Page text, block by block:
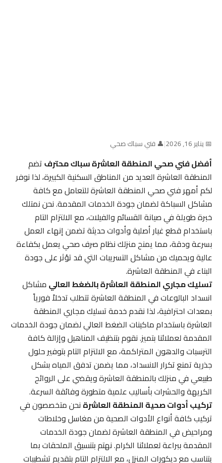
📅 يناير 16, 2026 |👤 فني سباك صحي
أفضل فني صحي المنطقة العاشرة سباك محترفتضم
المنطقة العاشرة العديد من المناطق السكنية الكبيرة، لذا نوفر
لكم أمهر فني صحي المنطقة العاشرة للتعامل مع كافة
مشاكل السباكة لضمان جودة الخدمات المقدمة. نحن نمتلك
خبرة طويلة في صيانة القسائم والفيلات، مع الالتزام التام
باستخدام قطع غيار أصلية وأدوات حديثة تضمن إنهاء العمل
بسرعة ودقة، مما يمنح منزلك نظام صرف صحي يعمل بكفاءة
عالية ويحميك من مشاكل التسريبات التي قد تؤثر على جودة
البناء في المنطقة العاشرة.
تسليك مجاري المنطقة العاشرة بالضغط العاليمشاكل
انسداد البالوعات في المنطقة العاشرة تتطلب تدخلاً فورياً
بمعدات احترافية، لذا نقدم خدمة تسليك مجاري المنطقة
العاشرة باستخدام ماكينات الضغط العالي لضمان جودة الخدمات
المقدمة لعملائنا بتميز. نقوم بتنظيف المناهيل وإزالة كافة
الترسبات والدهون المتراكمة، مع الالتزام التام بتوفير حلول
جذرية تمنع تكرار الانسداد، مما يضمن تدفق المياه بشكل
طبيعي في منزلك بالمنطقة العاشرة ويقضي على الروائح
الكريهة والحشرات بأساليب علمية متطورة وفائقة السرعة.
تركيب أدوات صحية المنطقة العاشرةنحن متخصصون في
تركيب كافة أنواع الأدوات الصحية من مغاسل وخلاطات
ومراحيض في المنطقة العاشرة لضمان جودة الخدمات
المقدمة ببراعة لعملائنا الكرام. نهتم بتنسيق الملحقات بما
يتناسب مع ديكورات المنزل، مع الالتزام التام بتقديم تشطيبات